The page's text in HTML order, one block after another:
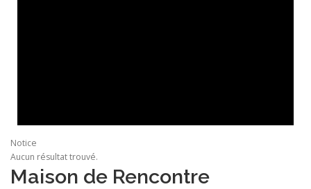
Notice
Aucun résultat trouvé.
Maison de Rencontre